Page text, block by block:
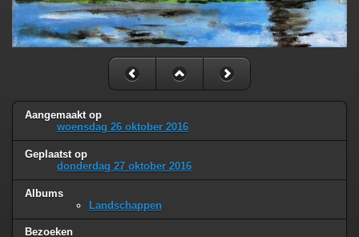
Aangemaakt op
woensdag 26 oktober 2016
Geplaatst op
donderdag 27 oktober 2016
Albums
Landschappen
Bezoeken